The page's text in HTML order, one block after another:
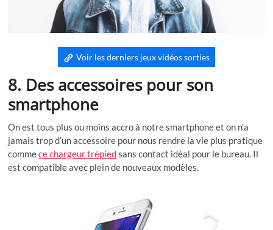
Voir les derniers jeux vidéos sorties
8. Des accessoires pour son
smartphone
On est tous plus ou moins accro à notre smartphone et on n’a
jamais trop d’un accessoire pour nous rendre la vie plus pratique
commece chargeur trépiedsans contact idéal pour le bureau. Il
est compatible avec plein de nouveaux modèles.